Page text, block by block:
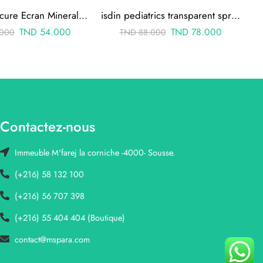
SVR Sun Secure Ecran Mineral Teinte Peaux Sèches Très Sèches SPF50 50ml
TND 54.000
isdin pediatrics transparent spray pour enfants spf50 250ml
TND88.000 TND78.000
Contactez-nous
Immeuble M'farej la corniche -4000- Sousse.
(+216) 58 132 100
(+216) 56 707 398
(+216) 55 404 404 (Boutique)
contact@mspara.com